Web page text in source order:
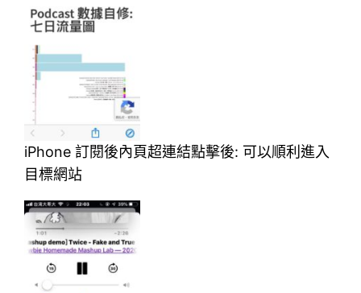
iPhone 訂閱後內頁超連結點擊後: 可以順利進入
目標網站